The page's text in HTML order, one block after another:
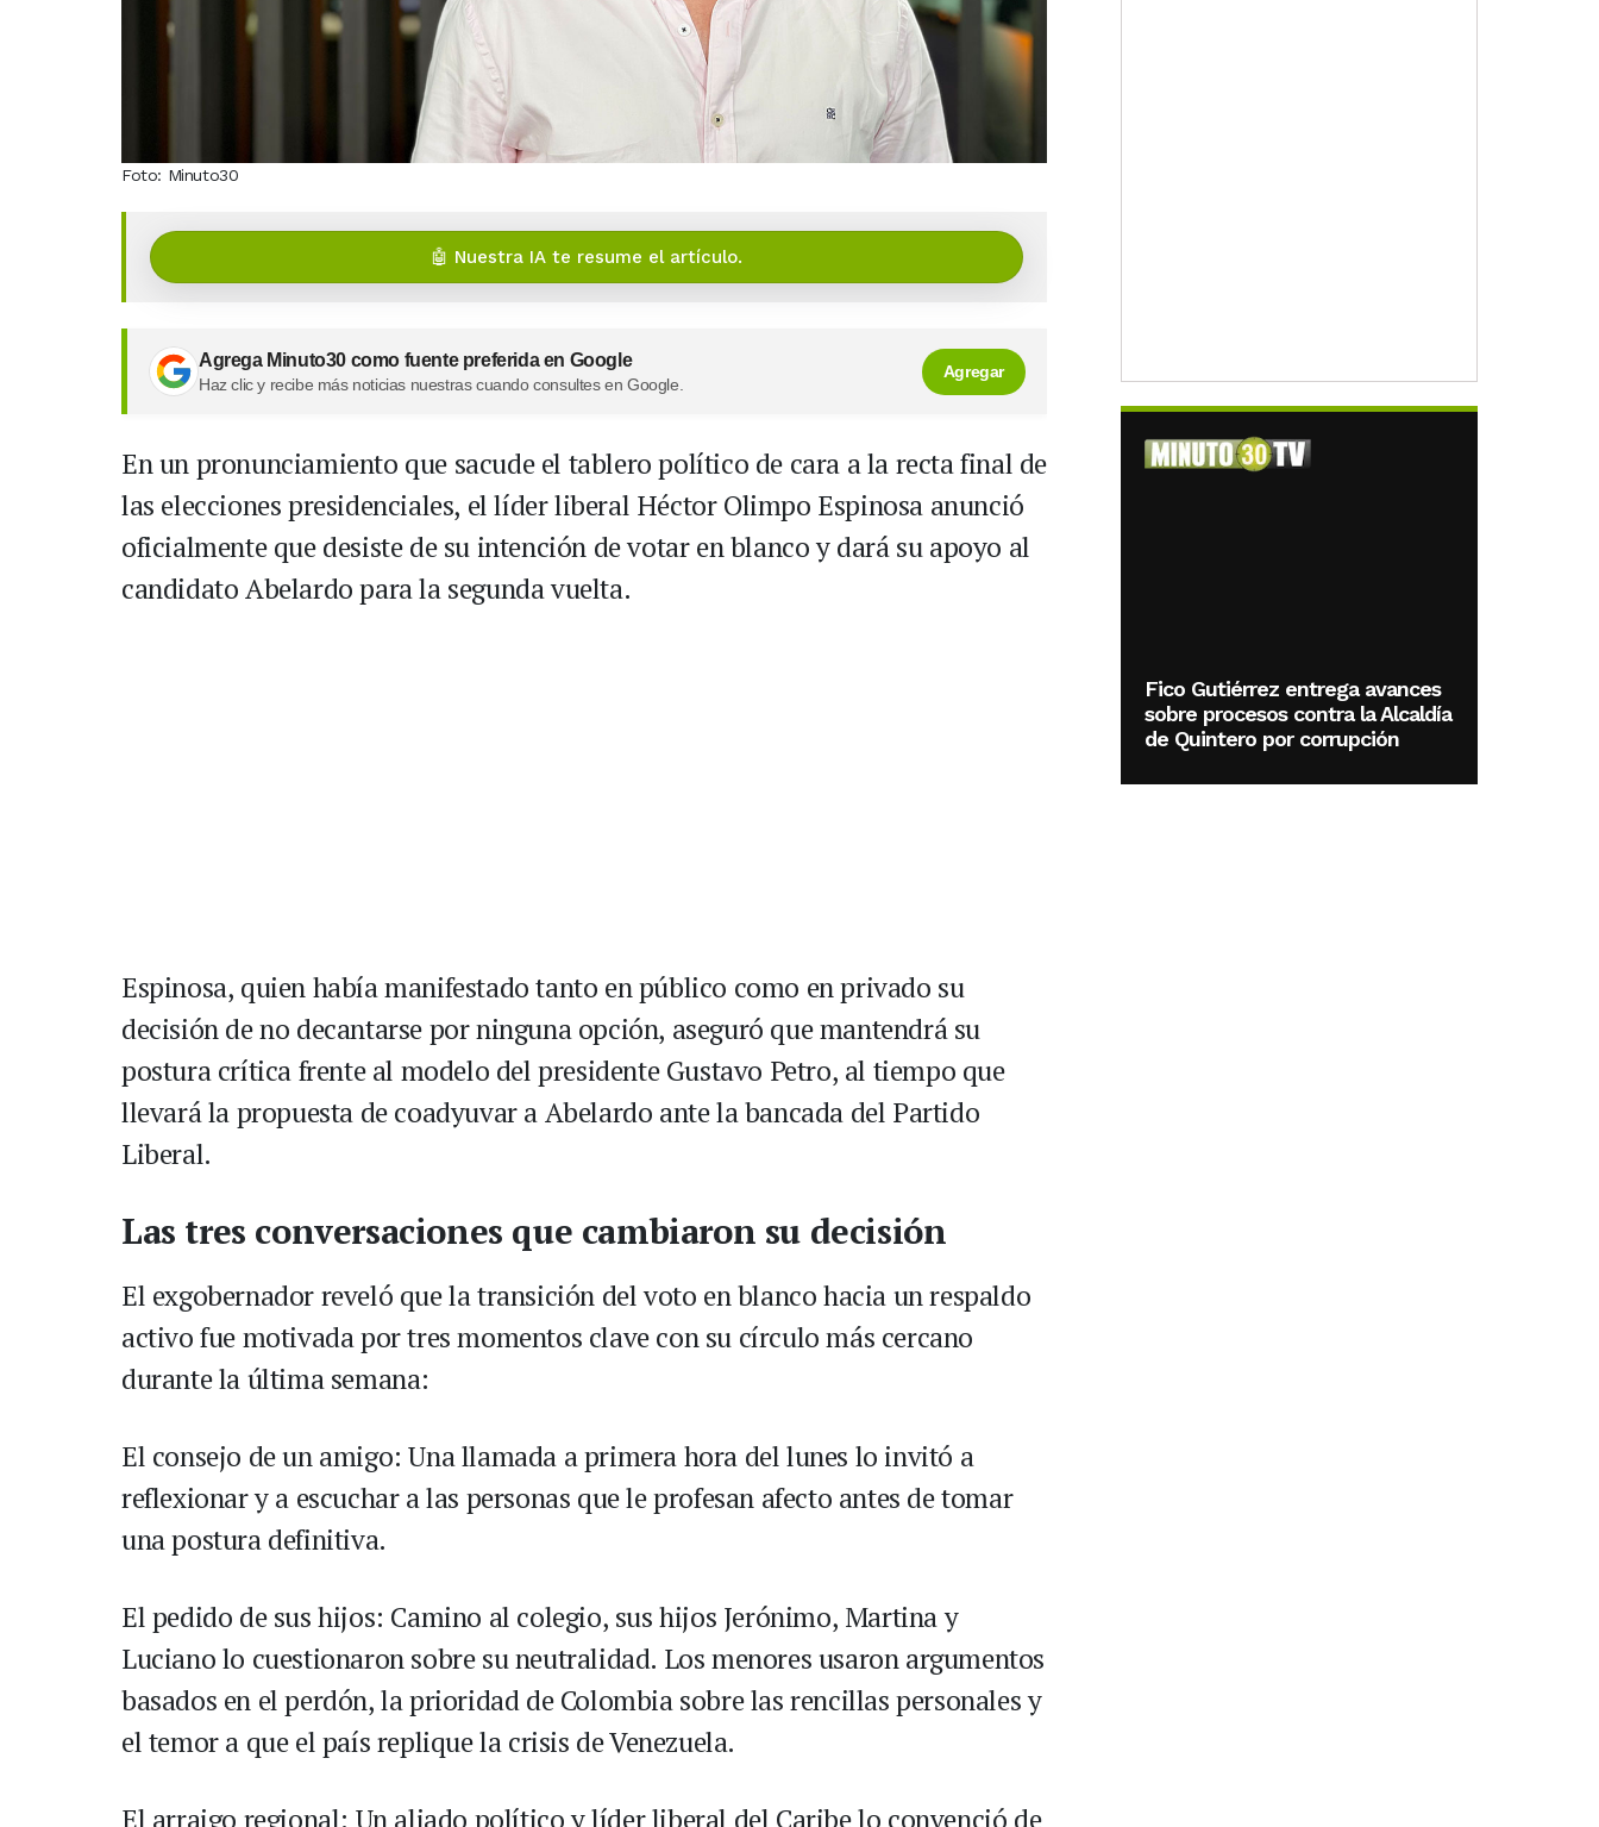
Foto: Minuto30
🤖 Nuestra IA te resume el artículo.
Agrega Minuto30 como fuente preferida en Google
Haz clic y recibe más noticias nuestras cuando consultes en Google.
Agregar
En un pronunciamiento que sacude el tablero político de cara a la recta final de
las elecciones presidenciales, el líder liberal Héctor Olimpo Espinosa anunció
oficialmente que desiste de su intención de votar en blanco y dará su apoyo al
candidato Abelardo para la segunda vuelta.
Espinosa, quien había manifestado tanto en público como en privado su
decisión de no decantarse por ninguna opción, aseguró que mantendrá su
postura crítica frente al modelo del presidente Gustavo Petro, al tiempo que
llevará la propuesta de coadyuvar a Abelardo ante la bancada del Partido
Liberal.
Las tres conversaciones que cambiaron su decisión
El exgobernador reveló que la transición del voto en blanco hacia un respaldo
activo fue motivada por tres momentos clave con su círculo más cercano
durante la última semana:
El consejo de un amigo: Una llamada a primera hora del lunes lo invitó a
reflexionar y a escuchar a las personas que le profesan afecto antes de tomar
una postura definitiva.
El pedido de sus hijos: Camino al colegio, sus hijos Jerónimo, Martina y
Luciano lo cuestionaron sobre su neutralidad. Los menores usaron argumentos
basados en el perdón, la prioridad de Colombia sobre las rencillas personales y
el temor a que el país replique la crisis de Venezuela.
Fico Gutiérrez entrega avances
sobre procesos contra la Alcaldía
de Quintero por corrupción